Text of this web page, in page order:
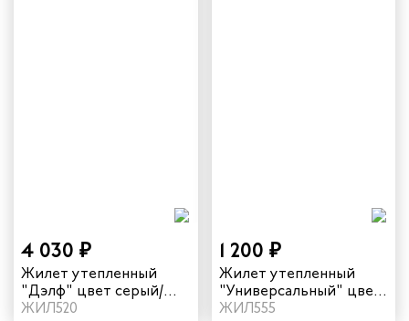
4 030 ₽
Жилет утепленный
"Дэлф" цвет серый/
черный
ЖИЛ520
1 200 ₽
Жилет утепленный
"Универсальный" цвет
темно-синий/серый
ЖИЛ555